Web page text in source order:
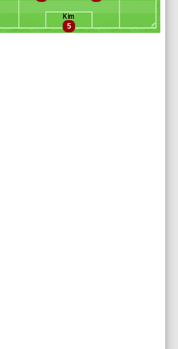
5
Kim